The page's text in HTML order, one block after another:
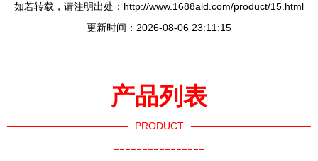
如若转载，请注明出处：http://www.1688ald.com/product/15.html
更新时间：2026-08-06 23:11:15
产品列表
PRODUCT
----------------